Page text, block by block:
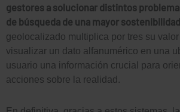
gestores a solucionar distintos
de búsqueda de una mayor
geolocalizado multiplica por tres su
visualizar un dato alfanumérico en una
usuario una información crucial para
acciones sobre la realidad.